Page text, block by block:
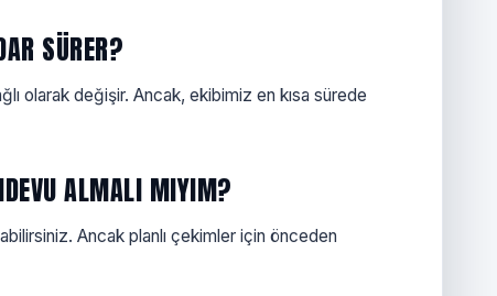
SÜRER?
olarak değişir. Ancak, ekibimiz en kısa sürede
ALMALI MIYIM?
Ancak planlı çekimler için önceden